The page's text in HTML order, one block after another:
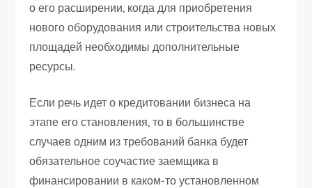
о его расширении, когда для приобретения
нового оборудования или строительства новых
площадей необходимы дополнительные
ресурсы.
Если речь идет о кредитовании бизнеса на
этапе его становления, то в большинстве
случаев одним из требований банка будет
обязательное соучастие заемщика в
финансировании в каком-то установленном